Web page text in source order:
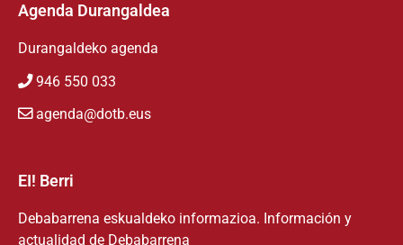
Agenda Durangaldea
Durangaldeko agenda
946 550 033
agenda@dotb.eus
EI! Berri
Debabarrena eskualdeko informazioa. Información y
actualidad de Debabarrena